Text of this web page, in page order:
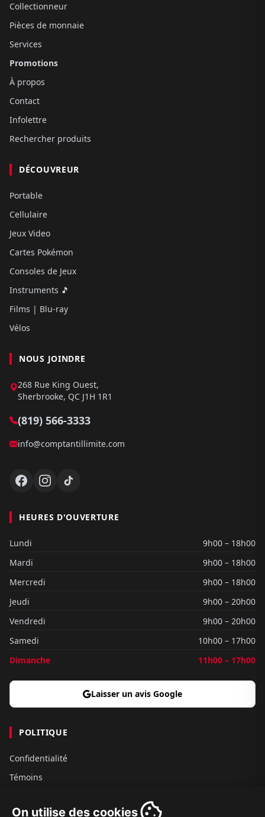
On utilise des cookies
Collectionneur
Pièces de monnaie
Services
Promotions
À propos
Contact
Infolettre
Rechercher produits
DÉCOUVREUR
Portable
Cellulaire
Jeux Video
Cartes Pokémon
Consoles de Jeux
Instruments 🎵
Films | Blu-ray
Vélos
NOUS JOINDRE
268 Rue King Ouest,
Sherbrooke, QC J1H 1R1
(819) 566-3333
info@comptantillimite.com
HEURES D'OUVERTURE
Lundi
9h00 – 18h00
Mardi
9h00 – 18h00
Mercredi
9h00 – 18h00
Jeudi
9h00 – 20h00
Vendredi
9h00 – 20h00
Samedi
10h00 – 17h00
Dimanche
11h00 – 17h00
Laisser un avis Google
POLITIQUE
Confidentialité
Témoins